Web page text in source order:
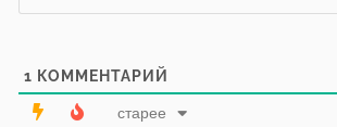
1 КОММЕНТАРИЙ
старее